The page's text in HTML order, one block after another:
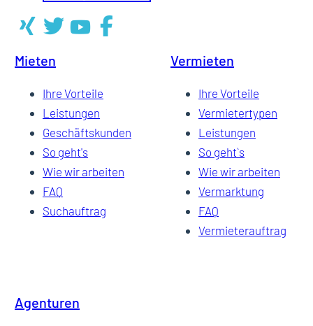
Mieten
Ihre Vorteile
Leistungen
Geschäftskunden
So geht's
Wie wir arbeiten
FAQ
Suchauftrag
Vermieten
Ihre Vorteile
Vermietertypen
Leistungen
So geht`s
Wie wir arbeiten
Vermarktung
FAQ
Vermieterauftrag
Agenturen